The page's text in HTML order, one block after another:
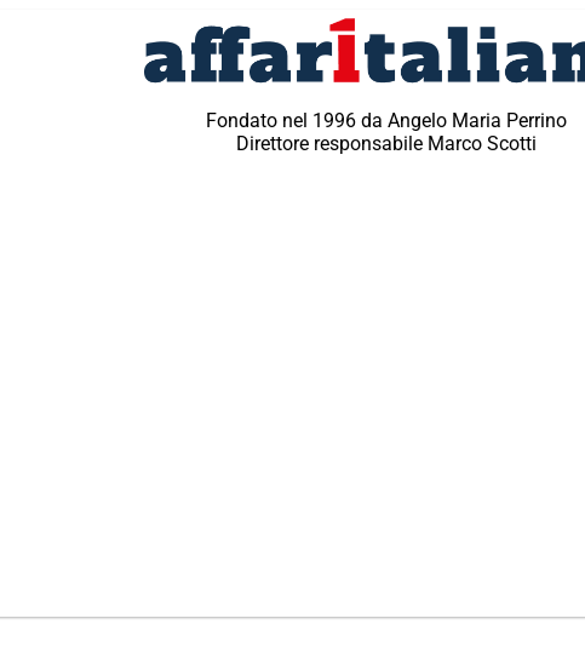
Fondato nel 1996 da Angelo Maria Perrino
Direttore responsabile Marco Scotti